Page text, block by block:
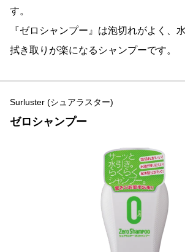
す。
『ゼロシャンプー』は泡切れがよく、
拭き取りが楽になるシャンプーです。
Surluster (シュアラスター)
ゼロシャンプー